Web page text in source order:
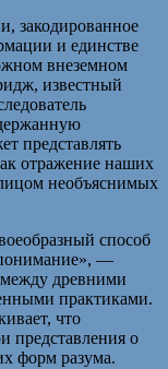
закодированное
и единстве
внеземном
известный
представлять
отражение наших
необъяснимых
способ
—
древними
практиками.
что
представления о
форм разума.